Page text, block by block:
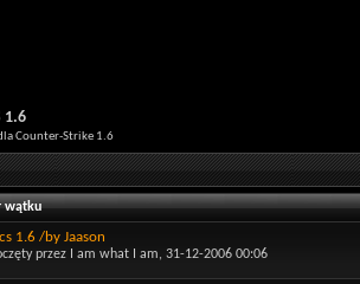
1.6
Counter-Strike 1.6
wątku
1.6 /by Jaason
przez I am what I am, 31-12-2006 00:06